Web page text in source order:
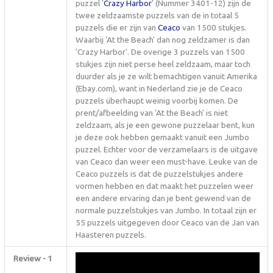
puzzel 'Crazy Harbor' (Nummer 3401-12) zijn de
twee zeldzaamste puzzels van de in totaal 5
puzzels die er zijn vanCeaco van 1500 stukjes.
Waarbij 'At the Beach' dan nog zeldzamer is dan
'Crazy Harbor'. De overige 3 puzzels van 1500
stukjes zijn niet perse heel zeldzaam, maar toch
duurder als je ze wilt bemachtigen vanuit Amerika
(Ebay.com), want in Nederland zie je de Ceaco
puzzels überhaupt weinig voorbij komen. De
prent/afbeelding van 'At the Beach' is niet
zeldzaam, als je een gewone puzzelaar bent, kun
je deze ook hebben gemaakt vanuit een Jumbo
puzzel. Echter voor de verzamelaars is de uitgave
van Ceaco dan weer een must-have. Leuke van de
Ceaco puzzels is dat de puzzelstukjes andere
vormen hebben en dat maakt het puzzelen weer
een andere ervaring dan je bent gewend van de
normale puzzelstukjes van Jumbo. In totaal zijn er
55 puzzels uitgegeven door Ceaco van de Jan van
Haasteren puzzels.
Review - 1